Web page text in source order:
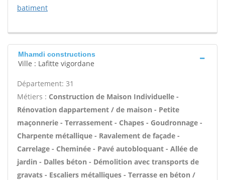
batiment
Mhamdi constructions
Ville : Lafitte vigordane
Département: 31
Métiers : Construction de Maison Individuelle -
Rénovation dappartement / de maison - Petite
maçonnerie - Terrassement - Chapes - Goudronnage -
Charpente métallique - Ravalement de façade -
Carrelage - Cheminée - Pavé autobloquant - Allée de
jardin - Dalles béton - Démolition avec transports de
gravats - Escaliers métalliques - Terrasse en béton /